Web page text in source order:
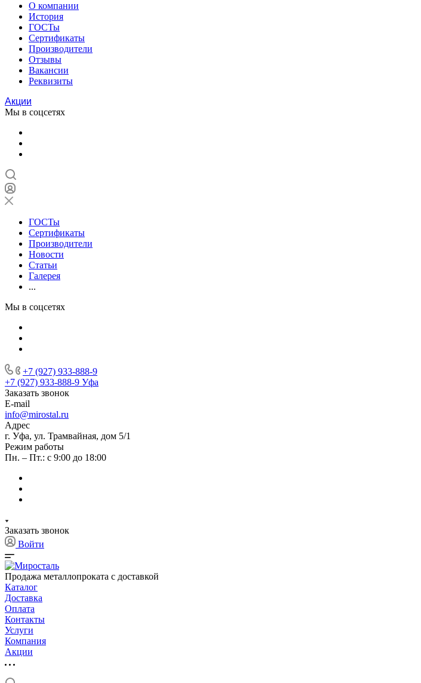
О компании
История
ГОСТы
Сертификаты
Производители
Отзывы
Вакансии
Реквизиты
Акции
Мы в соцсетях
ГОСТы
Сертификаты
Производители
Новости
Статьи
Галерея
...
Мы в соцсетях
+7 (927) 933-888-9
+7 (927) 933-888-9 Уфа
Заказать звонок
E-mail
info@mirostal.ru
Адрес
г. Уфа, ул. Трамвайная, дом 5/1
Режим работы
Пн. – Пт.: с 9:00 до 18:00
Заказать звонок
Войти
Продажа металлопроката с доставкой
Каталог
Доставка
Оплата
Контакты
Услуги
Компания
Акции